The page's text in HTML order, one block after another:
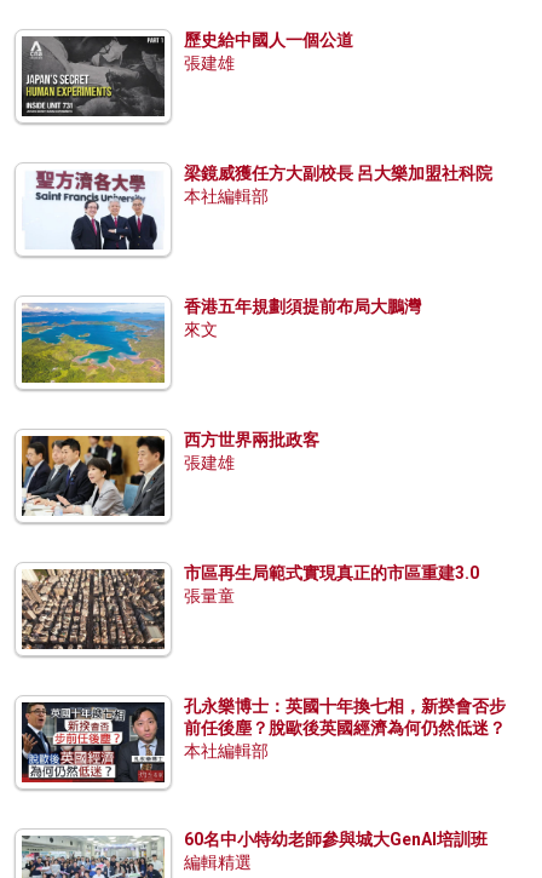
歷史給中國人一個公道
張建雄
梁鏡威獲任方大副校長 呂大樂加盟社科院
本社編輯部
香港五年規劃須提前布局大鵬灣
來文
西方世界兩批政客
張建雄
市區再生局範式實現真正的市區重建3.0
張量童
孔永樂博士：英國十年換七相，新揆會否步
前任後塵？脫歐後英國經濟為何仍然低迷？
本社編輯部
60名中小特幼老師參與城大GenAI培訓班
編輯精選